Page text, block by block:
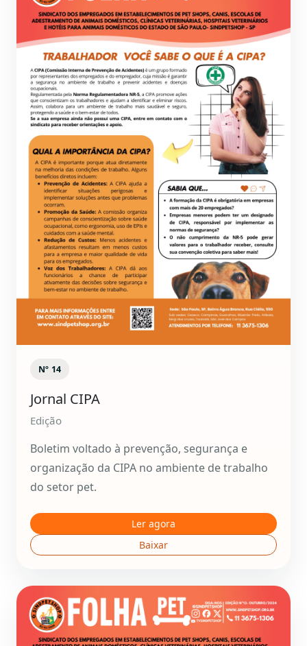
Nº 14
Jornal CIPA
Edição
Boletim voltado à prevenção, segurança e
organização da CIPA no ambiente de trabalho
do setor pet.
Ler agora
Baixar